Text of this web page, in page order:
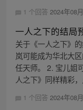
1 个回答 2024年08
一人之下的结局
关于《一人之下》
岚可能成为华北大
任天师。 2. 宝儿姐
人之下》同样精彩
1 个回答 2024年08